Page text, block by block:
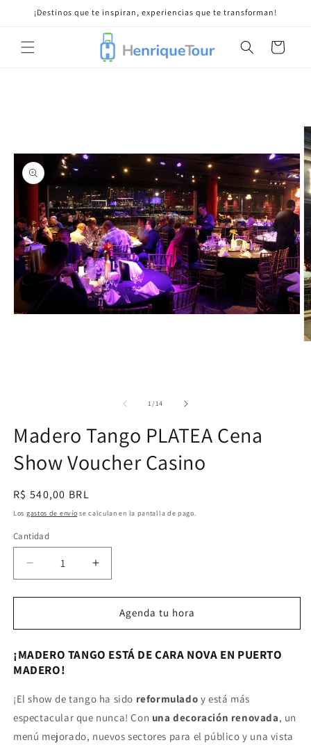
directamente
¡Destinos que te inspiran, experiencias que te transforman!
Carrito
1/de
14
Madero Tango PLATEA Cena
Show Voucher Casino
Precio
habitual
R$ 540,00 BRL
Los gastos de envío se calculan en la pantalla de pago.
Cantidad
Reducir
cantidad
para
Tango
Cena
Show
Casino
Aumentar
cantidad
para
Madero
Tango
Cena
Casino
Agenda tu hora
¡MADERO TANGO ESTÁ DE CARA NOVA EN PUERTO
MADERO!
¡El show de tango ha sido reformulado y está más
espectacular que nunca! Con una decoración renovada, un
menú mejorado, nuevos sectores para el público y una vista